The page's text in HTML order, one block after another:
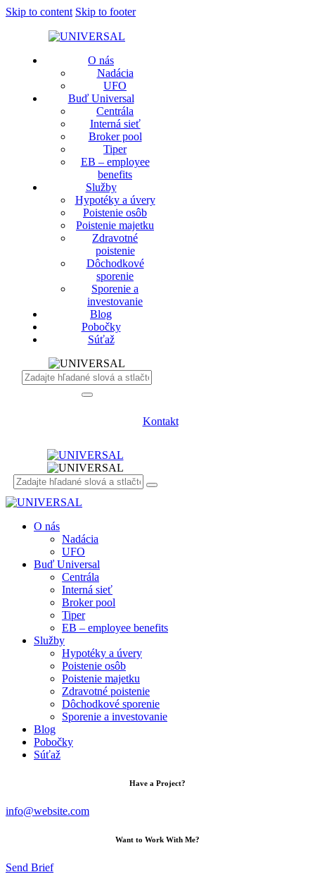
Skip to content Skip to footer
O nás
Nadácia
UFO
Buď Universal
Centrála
Interná sieť
Broker pool
Tiper
EB – employee
benefits
Služby
Hypotéky a úvery
Poistenie osôb
Poistenie majetku
Zdravotné
poistenie
Dôchodkové
sporenie
Sporenie a
investovanie
Blog
Pobočky
Súťaž
Kontakt
O nás
Nadácia
UFO
Buď Universal
Centrála
Interná sieť
Broker pool
Tiper
EB – employee benefits
Služby
Hypotéky a úvery
Poistenie osôb
Poistenie majetku
Zdravotné poistenie
Dôchodkové sporenie
Sporenie a investovanie
Blog
Pobočky
Súťaž
Have a Project?
info@website.com
Want to Work With Me?
Send Brief